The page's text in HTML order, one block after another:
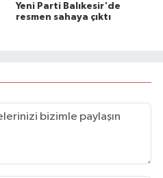
Yeni Parti Balıkesir'de
resmen sahaya çıktı